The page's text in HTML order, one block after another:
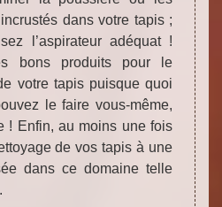
dans votre tapis ;
l’aspirateur adéquat !
bons produits pour le
votre tapis puisque quoi
le faire vous-même,
! Enfin, au moins une fois
de vos tapis à une
dans ce domaine telle